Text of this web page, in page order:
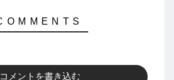
コメントを書き込む